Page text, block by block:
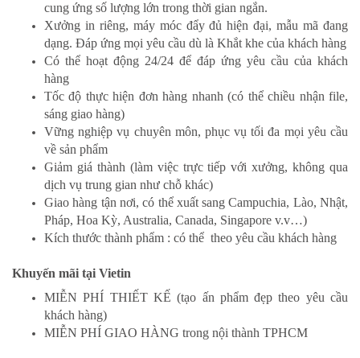
cung ứng số lượng lớn trong thời gian ngắn.
Xưởng in riêng, máy móc đẩy đủ hiện đại, mẫu mã đang
dạng. Đáp ứng mọi yêu cầu dù là Khắt khe của khách hàng
Có thể hoạt động 24/24 để đáp ứng yêu cầu của khách
hàng
Tốc độ thực hiện đơn hàng nhanh (có thể chiều nhận file,
sáng giao hàng)
Vững nghiệp vụ chuyên môn, phục vụ tối đa mọi yêu cầu
về sản phẩm
Giảm giá thành (làm việc trực tiếp với xưởng, không qua
dịch vụ trung gian như chỗ khác)
Giao hàng tận nơi, có thể xuất sang Campuchia, Lào, Nhật,
Pháp, Hoa Kỳ, Australia, Canada, Singapore v.v…)
Kích thước thành phẩm : có thể theo yêu cầu khách hàng
Khuyến mãi tại Vietin
MIỄN PHÍ THIẾT KẾ (tạo ấn phẩm đẹp theo yêu cầu
khách hàng)
MIỄN PHÍ GIAO HÀNG trong nội thành TPHCM